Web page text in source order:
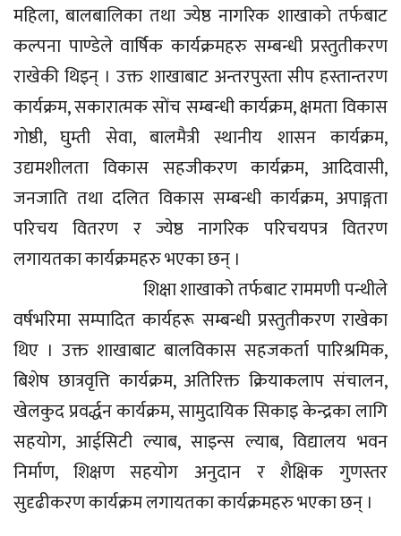
महिला, बालबालिका तथा ज्येष्ठ नागरिक शाखाकाे तर्फबाट
कल्पना पाण्डेले वार्षिक कार्यक्रमहरु सम्बन्धी प्रस्तुतीकरण
राखेकी थिइन् । उक्त शाखाबाट अन्तरपुस्ता सीप हस्तान्तरण
कार्यक्रम, सकारात्मक साेंच सम्बन्धी कार्यक्रम, क्षमता विकास
गाेष्ठी, घुम्ती सेवा, बालमैत्री स्थानीय शासन कार्यक्रम,
उद्यमशीलता विकास सहजीकरण कार्यक्रम, आदिवासी,
जनजाति तथा दलित विकास सम्बन्धी कार्यक्रम, अपाङ्गता
परिचय वितरण र ज्येष्ठ नागरिक परिचयपत्र वितरण
लगायतका कार्यक्रमहरु भएका छन् ।
शिक्षा शाखाको तर्फबाट राममणी पन्थीले
वर्षभरिमा सम्पादित कार्यहरू सम्बन्धी प्रस्तुतीकरण राखेका
थिए । उक्त शाखाबाट बालविकास सहजकर्ता पारिश्रमिक,
बिशेष छात्रवृत्ति कार्यक्रम, अतिरिक्त क्रियाकलाप संचालन,
खेलकुद प्रवर्द्धन कार्यक्रम, सामुदायिक सिकाइ केन्द्रका लागि
सहयोग, आईसिटी ल्याब, साइन्स ल्याब, विद्यालय भवन
निर्माण, शिक्षण सहयोग अनुदान र शैक्षिक गुणस्तर
सुदृढीकरण कार्यक्रम लगायतका कार्यक्रमहरु भएका छन् ।